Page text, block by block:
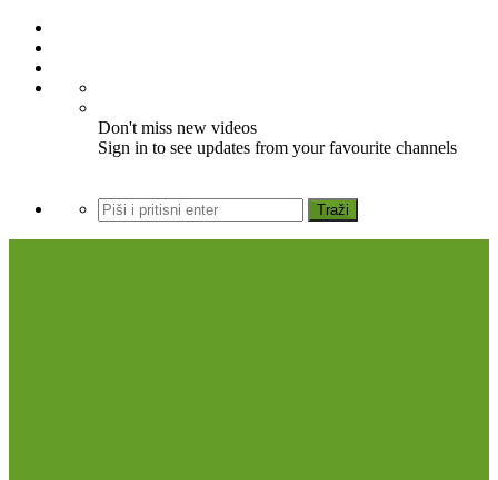
Don't miss new videos
Sign in to see updates from your favourite channels